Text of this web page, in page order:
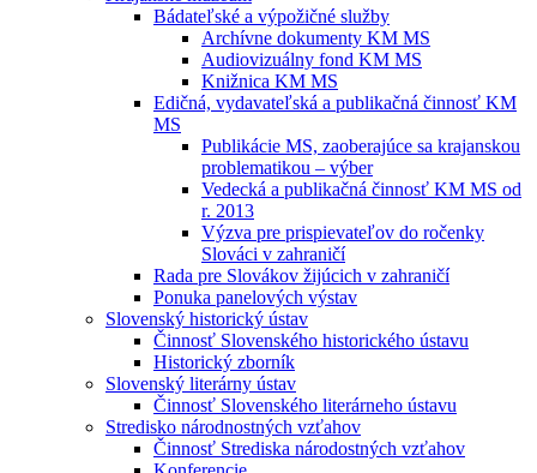
Bádateľské a výpožičné služby
Archívne dokumenty KM MS
Audiovizuálny fond KM MS
Knižnica KM MS
Edičná, vydavateľská a publikačná činnosť KM
MS
Publikácie MS, zaoberajúce sa krajanskou
problematikou – výber
Vedecká a publikačná činnosť KM MS od
r. 2013
Výzva pre prispievateľov do ročenky
Slováci v zahraničí
Rada pre Slovákov žijúcich v zahraničí
Ponuka panelových výstav
Slovenský historický ústav
Činnosť Slovenského historického ústavu
Historický zborník
Slovenský literárny ústav
Činnosť Slovenského literárneho ústavu
Stredisko národnostných vzťahov
Činnosť Strediska národostných vzťahov